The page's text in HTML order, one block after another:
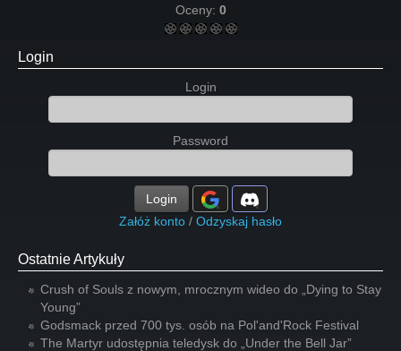
Oceny: 0
Login
Login
Password
Login
Załóż konto / Odzyskaj hasło
Ostatnie Artykuły
Crush of Souls z nowym, mrocznym wideo do „Dying to Stay
Young”
Godsmack przed 700 tys. osób na Pol'and'Rock Festival
The Martyr udostępnia teledysk do „Under the Bell Jar”